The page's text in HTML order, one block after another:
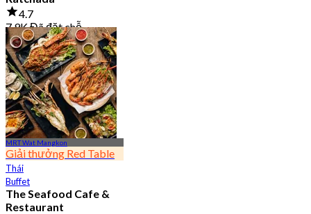
4.7
7.9K Đã đặt chỗ
Từ฿ 950
MRT Wat Mangkon
Giải thưởng Red Table
Thái
Buffet
The Seafood Cafe &
Restaurant